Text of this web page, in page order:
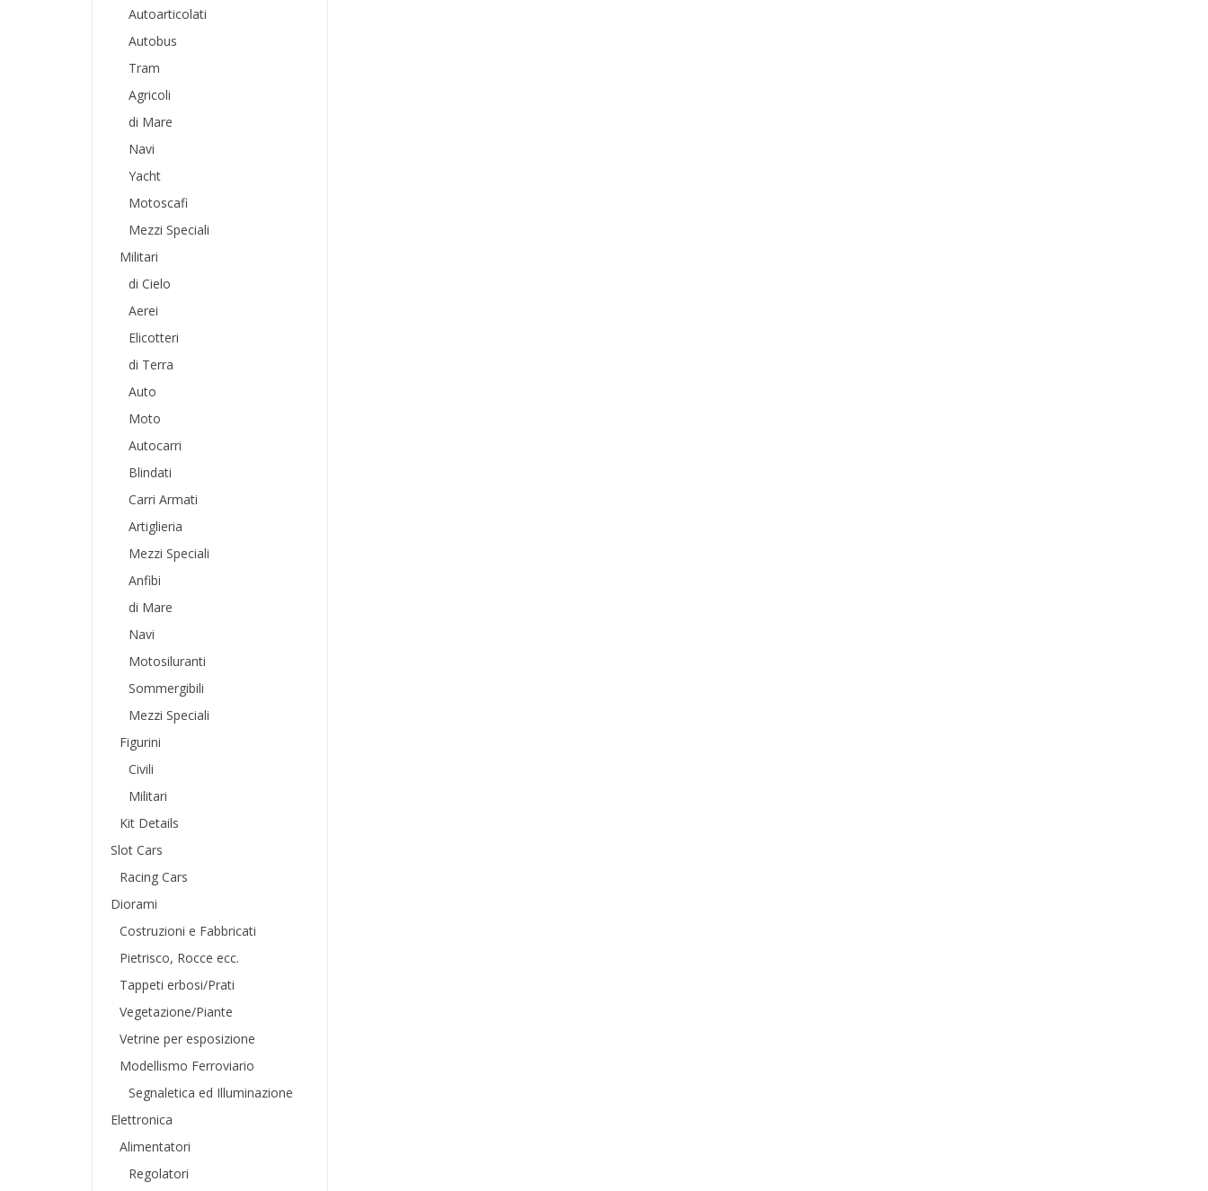
Autoarticolati
Autobus
Tram
Agricoli
di Mare
Navi
Yacht
Motoscafi
Mezzi Speciali
Militari
di Cielo
Aerei
Elicotteri
di Terra
Auto
Moto
Autocarri
Blindati
Carri Armati
Artiglieria
Mezzi Speciali
Anfibi
di Mare
Navi
Motosiluranti
Sommergibili
Mezzi Speciali
Figurini
Civili
Militari
Kit Details
Slot Cars
Racing Cars
Diorami
Costruzioni e Fabbricati
Pietrisco, Rocce ecc.
Tappeti erbosi/Prati
Vegetazione/Piante
Vetrine per esposizione
Modellismo Ferroviario
Segnaletica ed Illuminazione
Elettronica
Alimentatori
Regolatori